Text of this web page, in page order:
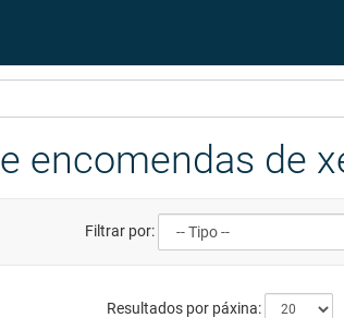
encomendas de
Filtrar por:
Resultados por páxina: